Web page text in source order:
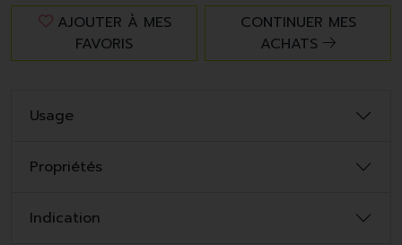
AJOUTER À MES
FAVORIS
CONTINUER MES
ACHATS
Usage
Propriétés
Indication